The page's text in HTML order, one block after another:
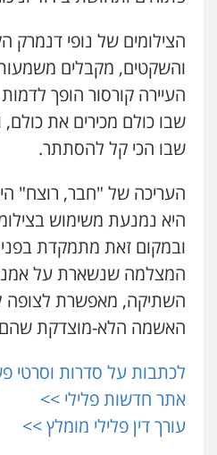
הצילומים של נופי דנמרק
והשקטים, מקבלים
העיירה קורסור הופך
שבו כולם מכירים את כולם,
שבו הכי קל להסתתר.
העריכה של "חבר, רוצח"
היא נמנעת משימוש
ובמקום זאת מתמקדת
המצלמה שנשארת על
השתיקה, מאפשרת לצופה
האשמה הלא-מוצדקת שהם
לכתבות על סדרות וסרטי
אתר חדשות פלילי >>
עורך דין פלילי מומלץ >>